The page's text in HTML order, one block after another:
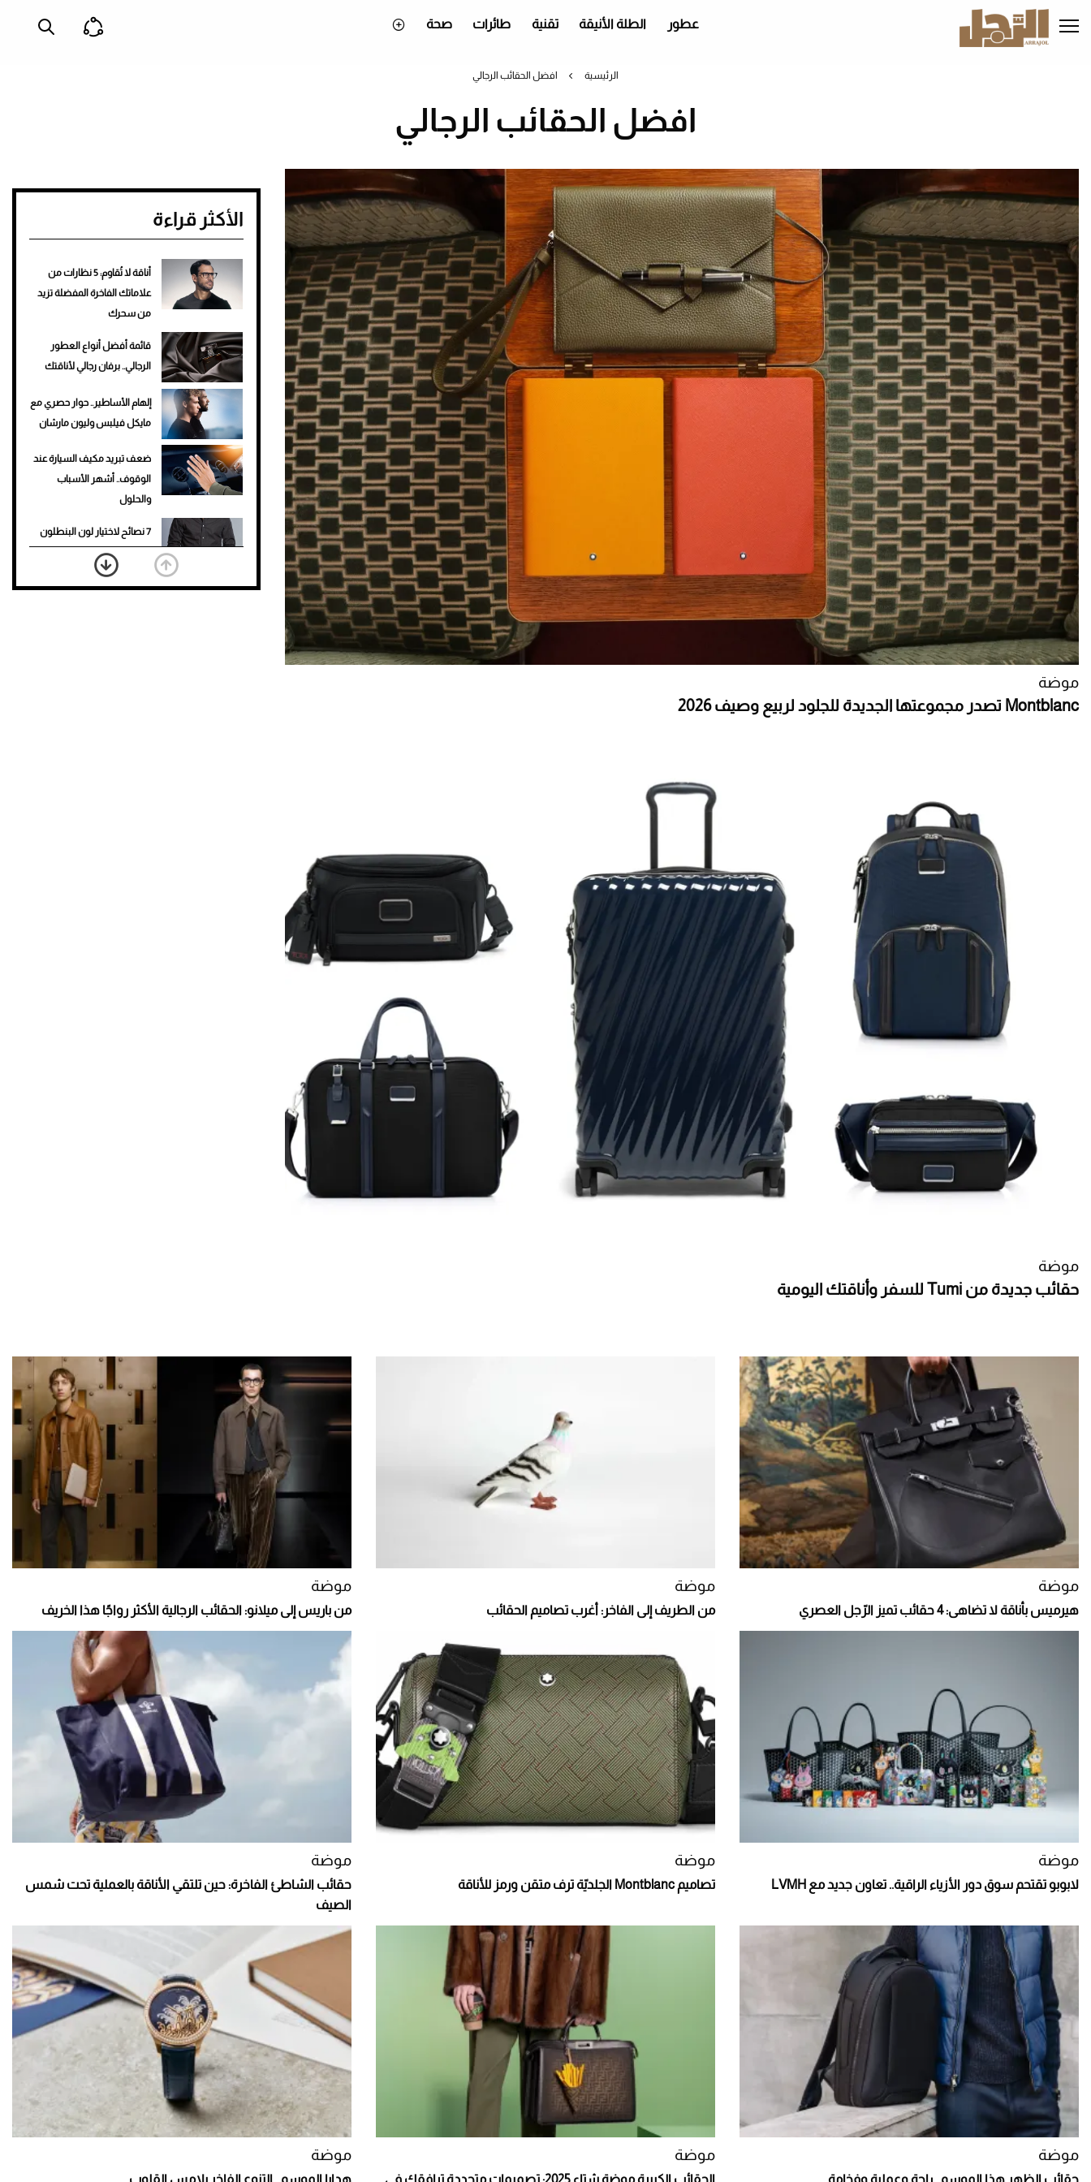
إلى
المحتوى
عطور الطلة الأنيقة تقنية طائرات صحة
الرئيسية افضل الحقائب الرجالي
افضل الحقائب الرجالي
موضة
Montblanc تصدر مجموعتها الجديدة للجلود لربيع وصيف 2026
موضة
حقائب جديدة من Tumi للسفر وأناقتك اليومية
الأكثر قراءة
أناقة لا تُقاوم: 5 نظارات من
علاماتك الفاخرة المفضلة تزيد
من سحرك
قائمة أفضل أنواع العطور
الرجالي.. برفان رجالي لأناقتك
إلهام الأساطير.. حوار حصري مع
مايكل فيلبس وليون مارشان
ضعف تبريد مكيف السيارة عند
الوقوف.. أشهر الأسباب
والحلول
7 نصائح لاختيار لون البنطلون
المناسب للقميص الأسود
نرى المستقبل من خلال
موضة
هيرميس بأناقة لا تضاهى: 4 حقائب تميز الرّجل العصري
موضة
من الطريف إلى الفاخر: أغرب تصاميم الحقائب
موضة
من باريس إلى ميلانو: الحقائب الرجالية الأكثر رواجًا هذا الخريف
موضة
لابوبو تقتحم سوق دور الأزياء الراقية.. تعاون جديد مع LVMH
موضة
تصاميم Montblanc الجلديّة ترف متقن ورمز للأناقة
موضة
حقائب الشاطئ الفاخرة: حين تلتقي الأناقة بالعملية تحت شمس
الصيف
موضة موضة موضة